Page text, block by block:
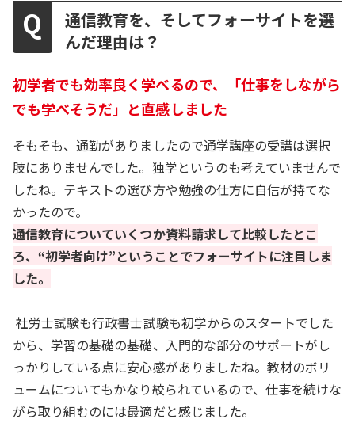
通信教育を、そしてフォーサイトを選
んだ理由は？
初学者でも効率良く学べるので、「仕事をしながら
でも学べそうだ」と直感しました
そもそも、通勤がありましたので通学講座の受講は選択
肢にありませんでした。独学というのも考えていませんで
したね。テキストの選び方や勉強の仕方に自信が持てな
かったので。
通信教育についていくつか資料請求して比較したとこ
ろ、“初学者向け”ということでフォーサイトに注目しま
した。
社労士試験も行政書士試験も初学からのスタートでした
から、学習の基礎の基礎、入門的な部分のサポートがし
っかりしている点に安心感がありましたね。教材のボリ
ュームについてもかなり絞られているので、仕事を続けな
がら取り組むのには最適だと感じました。